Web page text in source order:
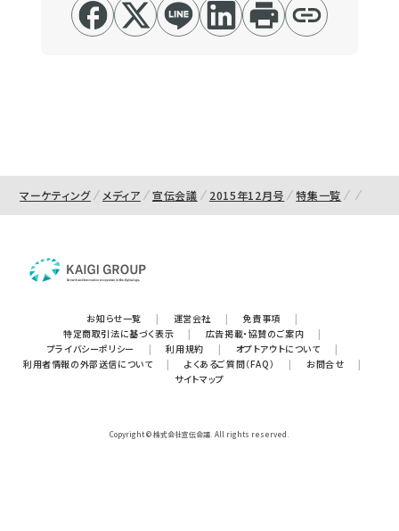
マーケティング メディア 宣伝会議 2015年12月号 特集一覧
お知らせ一覧 | 運営会社 | 免責事項
|
特定商取引法に基づく表示
| 広告掲載・協賛のご案内
|
プライバシーポリシー
| 利用規約 | オプトアウトについて
|
利用者情報の外部送信について
| よくあるご質問（FAQ） | お問合せ
|
サイトマップ
Copyright © 株式会社宣伝会議. All rights reserved.